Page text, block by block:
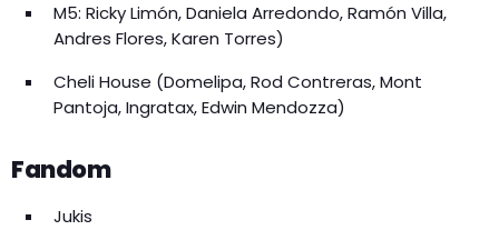
M5: Ricky Limón, Daniela Arredondo, Ramón Villa,
Andres Flores, Karen Torres)
Cheli House (Domelipa, Rod Contreras, Mont
Pantoja, Ingratax, Edwin Mendozza)
Fandom
Jukis